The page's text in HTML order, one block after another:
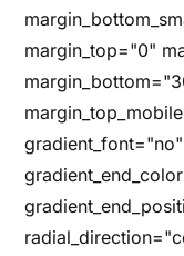
margin_top="0"